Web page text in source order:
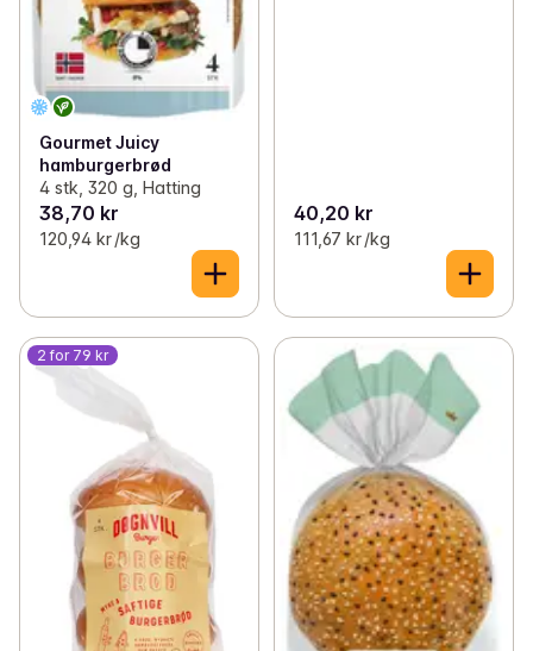
Gourmet Juicy
hamburgerbrød
4 stk, 320 g, Hatting
38,70 kr
120,94 kr /kg
40,20 kr
111,67 kr /kg
2 for 79 kr